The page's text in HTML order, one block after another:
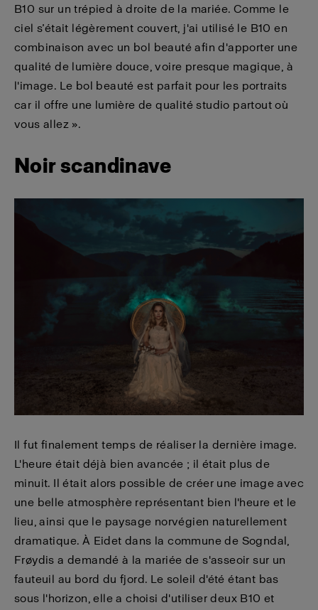
B10 sur un trépied à droite de la mariée. Comme le
ciel s’était légèrement couvert, j'ai utilisé le B10 en
combinaison avec un bol beauté afin d'apporter une
qualité de lumière douce, voire presque magique, à
l'image. Le bol beauté est parfait pour les portraits
car il offre une lumière de qualité studio partout où
vous allez ».
Noir scandinave
Il fut finalement temps de réaliser la dernière image.
L'heure était déjà bien avancée ; il était plus de
minuit. Il était alors possible de créer une image avec
une belle atmosphère représentant bien l'heure et le
lieu, ainsi que le paysage norvégien naturellement
dramatique. À Eidet dans la commune de Sogndal,
Frøydis a demandé à la mariée de s'asseoir sur un
fauteuil au bord du fjord. Le soleil d'été étant bas
sous l'horizon, elle a choisi d'utiliser deux B10 et